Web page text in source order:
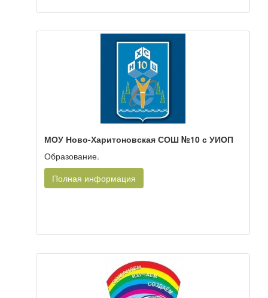
МОУ Ново-Харитоновская СОШ №10 с УИОП
Образование.
Полная информация